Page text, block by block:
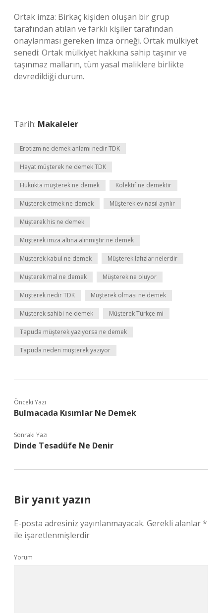
Ortak imza: Birkaç kişiden oluşan bir grup
tarafından atılan ve farklı kişiler tarafından
onaylanması gereken imza örneği. Ortak mülkiyet
senedi: Ortak mülkiyet hakkına sahip taşınır ve
taşınmaz malların, tüm yasal maliklere birlikte
devredildiği durum.
Tarih: Makaleler
Erotizm ne demek anlamı nedir TDK
Hayat müşterek ne demek TDK
Hukukta müşterek ne demek Kolektif ne demektir
Müşterek etmek ne demek Müşterek ev nasıl ayrılır
Müşterek his ne demek
Müşterek imza altına alınmıştır ne demek
Müşterek kabul ne demek Müşterek lafızlar nelerdir
Müşterek mal ne demek Müşterek ne oluyor
Müşterek nedir TDK Müşterek olması ne demek
Müşterek sahibi ne demek Müşterek Türkçe mi
Tapuda müşterek yazıyorsa ne demek
Tapuda neden müşterek yazıyor
Önceki Yazı
Bulmacada Kısımlar Ne Demek
Sonraki Yazı
Dinde Tesadüfe Ne Denir
Bir yanıt yazın
E-posta adresiniz yayınlanmayacak. Gerekli alanlar*
ile işaretlenmişlerdir
Yorum